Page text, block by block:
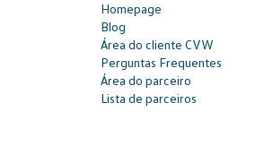
Homepage
Blog
Área do cliente CVW
Perguntas Frequentes
Área do parceiro
Lista de parceiros